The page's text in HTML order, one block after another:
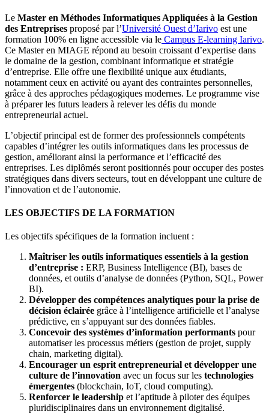
Le Master en Méthodes Informatiques Appliquées à la Gestion
des Entreprises proposé par l’Université Ouest d’Iarivo est une
formation 100% en ligne accessible via le Campus E-learning Iarivo.
Ce Master en MIAGE répond au besoin croissant d’expertise dans
le domaine de la gestion, combinant informatique et stratégie
d’entreprise. Elle offre une flexibilité unique aux étudiants,
notamment ceux en activité ou ayant des contraintes personnelles,
grâce à des approches pédagogiques modernes. Le programme vise
à préparer les futurs leaders à relever les défis du monde
entrepreneurial actuel.
L’objectif principal est de former des professionnels compétents
capables d’intégrer les outils informatiques dans les processus de
gestion, améliorant ainsi la performance et l’efficacité des
entreprises. Les diplômés seront positionnés pour occuper des postes
stratégiques dans divers secteurs, tout en développant une culture de
l’innovation et de l’autonomie.
LES OBJECTIFS DE LA FORMATION
Les objectifs spécifiques de la formation incluent :
Maîtriser les outils informatiques essentiels à la gestion
d’entreprise : ERP, Business Intelligence (BI), bases de
données, et outils d’analyse de données (Python, SQL, Power
BI).
Développer des compétences analytiques pour la prise de
décision éclairée grâce à l’intelligence artificielle et l’analyse
prédictive, en s’appuyant sur des données fiables.
Concevoir des systèmes d’information performants pour
automatiser les processus métiers (gestion de projet, supply
chain, marketing digital).
Encourager un esprit entrepreneurial et développer une
culture de l’innovation avec un focus sur les technologies
émergentes (blockchain, IoT, cloud computing).
Renforcer le leadership et l’aptitude à piloter des équipes
pluridisciplinaires dans un environnement digitalisé.